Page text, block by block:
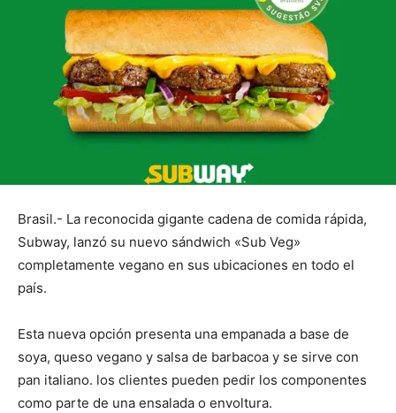
Brasil.- La reconocida gigante cadena de comida rápida,
Subway, lanzó su nuevo sándwich «Sub Veg»
completamente vegano en sus ubicaciones en todo el
país.
Esta nueva opción presenta una empanada a base de
soya, queso vegano y salsa de barbacoa y se sirve con
pan italiano. los clientes pueden pedir los componentes
como parte de una ensalada o envoltura.